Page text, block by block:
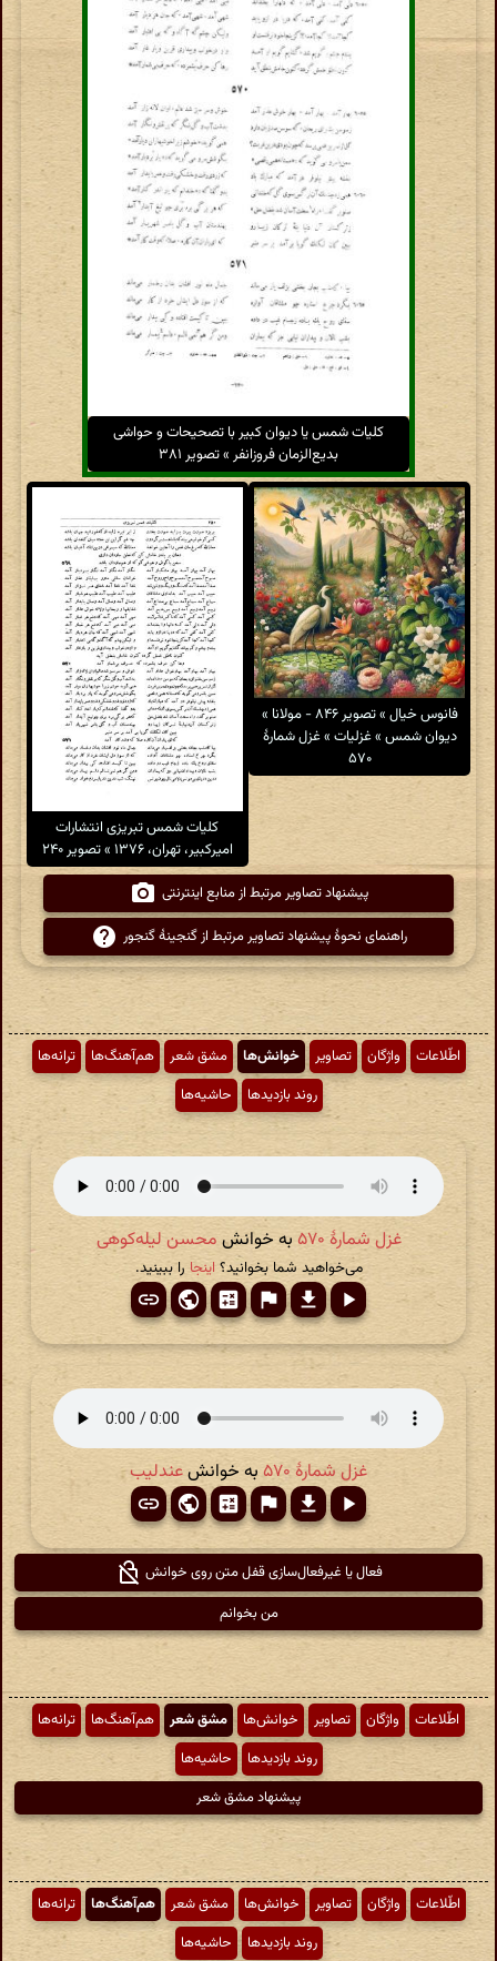
کلیات شمس یا دیوان کبیر با تصحیحات و حواشی
بدیع‌الزمان فروزانفر » تصویر ۳۸۱
فانوس خیال » تصویر ۸۴۶ - مولانا »
دیوان شمس » غزلیات » غزل شمارهٔ
۵۷۰
کلیات شمس تبریزی انتشارات
امیرکبیر، تهران، ۱۳۷۶ » تصویر ۲۴۰
پیشنهاد تصاویر مرتبط از منابع اینترنتی
راهنمای نحوهٔ پیشنهاد تصاویر مرتبط از گنجینهٔ گنجور
اطّلاعات واژگان تصاویر خوانش‌ها مشق شعر هم‌آهنگ‌ها
ترانه‌ها
روند بازدیدها
حاشیه‌ها
غزل شمارهٔ ۵۷۰ به خوانش محسن لیله‌کوهی
می‌خواهید شما بخوانید؟ اینجا را ببینید.
غزل شمارهٔ ۵۷۰ به خوانشعندلیب
فعال یا غیرفعال‌سازی قفل متن روی خوانش
من بخوانم
اطّلاعات واژگان تصاویر خوانش‌ها مشق شعر هم‌آهنگ‌ها
ترانه‌ها
روند بازدیدها
حاشیه‌ها
پیشنهاد مشق شعر
اطّلاعات واژگان تصاویر خوانش‌ها مشق شعر هم‌آهنگ‌ها
ترانه‌ها
روند بازدیدها
حاشیه‌ها